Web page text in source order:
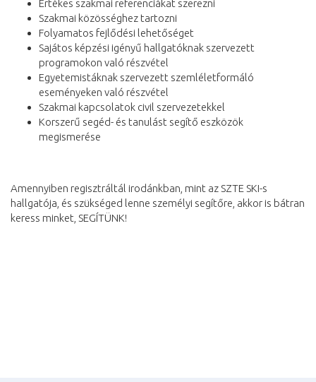
Értékes szakmai referenciákat szerezni
Szakmai közösséghez tartozni
Folyamatos fejlődési lehetőséget
Sajátos képzési igényű hallgatóknak szervezett
programokon való részvétel
Egyetemistáknak szervezett szemléletformáló
eseményeken való részvétel
Szakmai kapcsolatok civil szervezetekkel
Korszerű segéd- és tanulást segítő eszközök
megismerése
Amennyiben regisztráltál irodánkban, mint az SZTE SKI-s
hallgatója, és szükséged lenne személyi segítőre, akkor is bátran
keress minket, SEGÍTÜNK!